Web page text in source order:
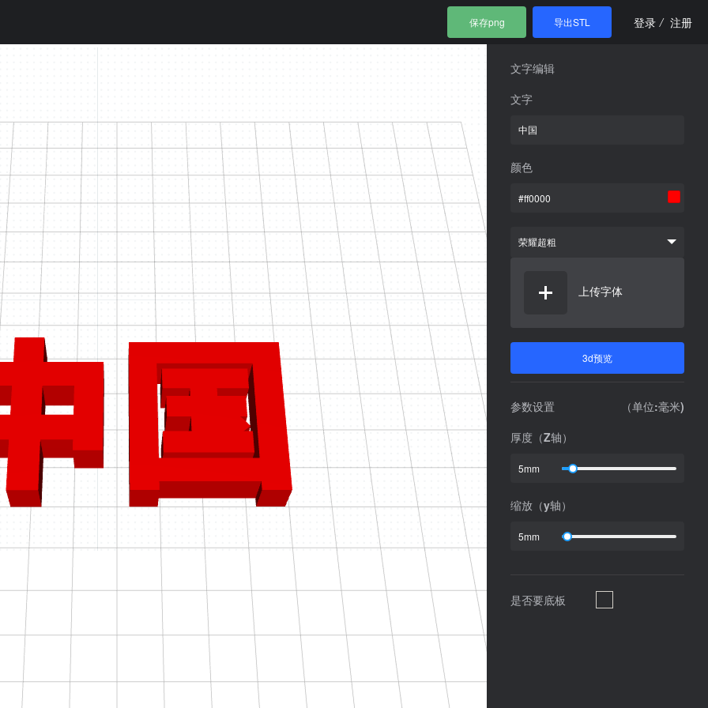
保存png 导出STL 登录 / 注册
文字编辑
文字
颜色
荣耀超粗
上传字体
3d预览
参数设置
（单位:毫米)
厚度（Z轴）
5mm
缩放（y轴）
5mm
是否要底板